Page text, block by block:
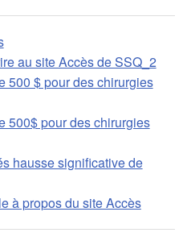
au site Accès de SSQ_2
500 $ pour des chirurgies
500$ pour des chirurgies
hausse significative de
à propos du site Accès